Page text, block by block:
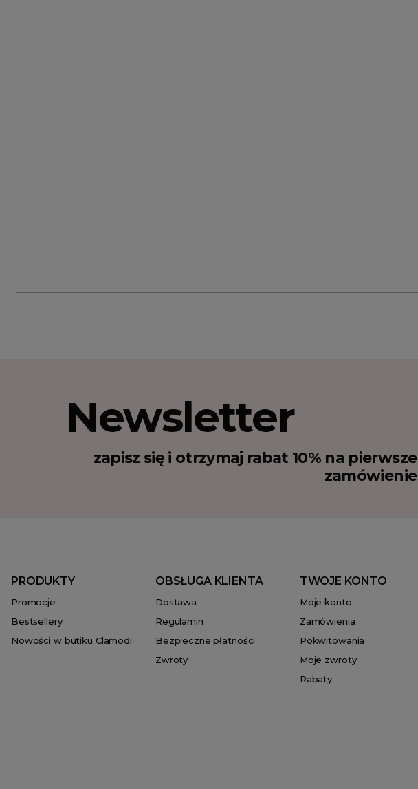
Newsletter
zapisz się i otrzymaj rabat 10% na pierwsze
zamówienie
PRODUKTY
Promocje
Bestsellery
Nowości w butiku Clamodi
OBSŁUGA KLIENTA
Dostawa
Regulamin
Bezpieczne płatności
Zwroty
TWOJE KONTO
Moje konto
Zamówienia
Pokwitowania
Moje zwroty
Rabaty